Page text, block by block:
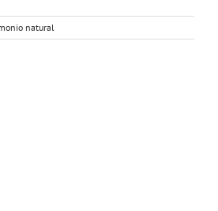
natural